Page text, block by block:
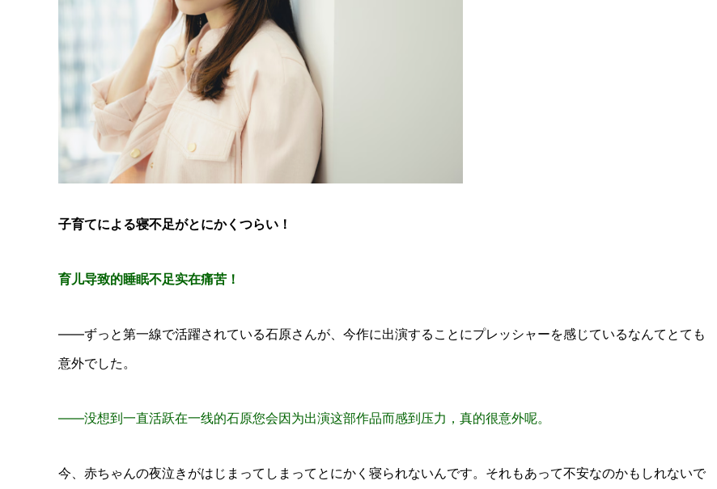
子育てによる寝不足がとにかくつらい！
育儿导致的睡眠不足实在痛苦！
――ずっと第一線で活躍されている石原さんが、今作に出演することにプレッシャーを感じているなんてとても
意外でした。
——没想到一直活跃在一线的石原您会因为出演这部作品而感到压力，真的很意外呢。
今、赤ちゃんの夜泣きがはじまってしまってとにかく寝られないんです。それもあって不安なのかもしれないで